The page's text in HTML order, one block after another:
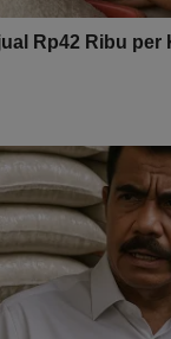
Rp42 Ribu per